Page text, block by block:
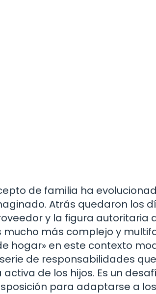
de familia ha
Atrás quedaron los
y la figura autoritaria
más complejo y
hogar» en este contexto
de responsabilidades
de los hijos. Es un
para adaptarse a